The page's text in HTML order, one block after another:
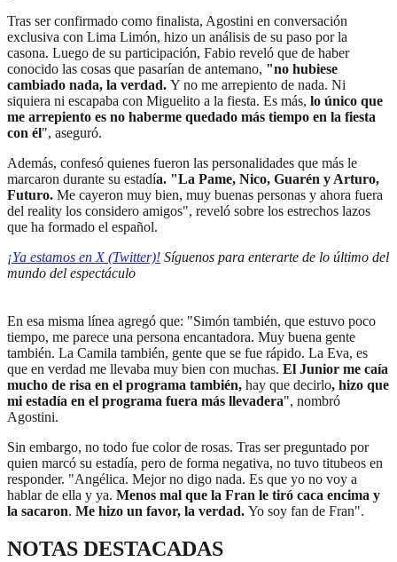
Tras ser confirmado como finalista, Agostini en conversación
exclusiva con Lima Limón, hizo un análisis de su paso por la
casona. Luego de su participación, Fabio reveló que de haber
conocido las cosas que pasarían de antemano, "no hubiese
cambiado nada, la verdad. Y no me arrepiento de nada. Ni
siquiera ni escapaba con Miguelito a la fiesta. Es más, lo único que
me arrepiento es no haberme quedado más tiempo en la fiesta
con él", aseguró.
Además, confesó quienes fueron las personalidades que más le
marcaron durante su estadía. "La Pame, Nico, Guarén y Arturo,
Futuro. Me cayeron muy bien, muy buenas personas y ahora fuera
del reality los considero amigos", reveló sobre los estrechos lazos
que ha formado el español.
¡Ya estamos en X (Twitter)! Síguenos para enterarte de lo último del
mundo del espectáculo
En esa misma línea agregó que: "Simón también, que estuvo poco
tiempo, me parece una persona encantadora. Muy buena gente
también. La Camila también, gente que se fue rápido. La Eva, es
que en verdad me llevaba muy bien con muchas. El Junior me caía
mucho de risa en el programa también, hay que decirlo, hizo que
mi estadía en el programa fuera más llevadera", nombró
Agostini.
Sin embargo, no todo fue color de rosas. Tras ser preguntado por
quien marcó su estadía, pero de forma negativa, no tuvo titubeos en
responder. "Angélica. Mejor no digo nada. Es que yo no voy a
hablar de ella y ya. Menos mal que la Fran le tiró caca encima y
la sacaron. Me hizo un favor, la verdad. Yo soy fan de Fran".
NOTAS DESTACADAS